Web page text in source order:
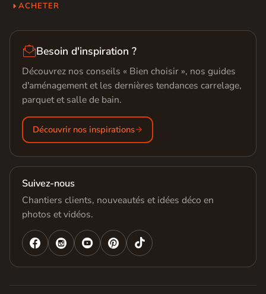
ACHETER
Besoin d'inspiration ?
Découvrez nos conseils « Bien choisir », nos guides
d'aménagement et les dernières tendances carrelage,
parquet et salle de bain.
Découvrir nos inspirations
Suivez-nous
Chantiers clients, nouveautés et idées déco en
photos et vidéos.
   